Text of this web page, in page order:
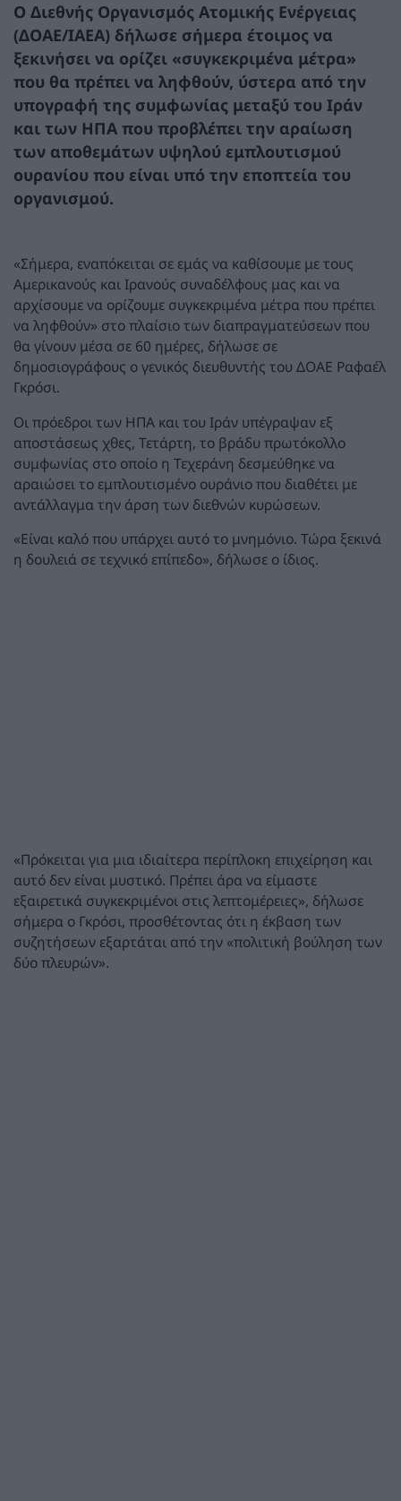
Ο Διεθνής Οργανισμός Ατομικής Ενέργειας
(ΔΟΑΕ/ΙΑΕΑ) δήλωσε σήμερα έτοιμος να
ξεκινήσει να ορίζει «συγκεκριμένα μέτρα»
που θα πρέπει να ληφθούν, ύστερα από την
υπογραφή της συμφωνίας μεταξύ του Ιράν
και των ΗΠΑ που προβλέπει την αραίωση
των αποθεμάτων υψηλού εμπλουτισμού
ουρανίου που είναι υπό την εποπτεία του
οργανισμού.
«Σήμερα, εναπόκειται σε εμάς να καθίσουμε με τους
Αμερικανούς και Ιρανούς συναδέλφους μας και να
αρχίσουμε να ορίζουμε συγκεκριμένα μέτρα που πρέπει
να ληφθούν» στο πλαίσιο των διαπραγματεύσεων που
θα γίνουν μέσα σε 60 ημέρες, δήλωσε σε
δημοσιογράφους ο γενικός διευθυντής του ΔΟΑΕ Ραφαέλ
Γκρόσι.
Οι πρόεδροι των ΗΠΑ και του Ιράν υπέγραψαν εξ
αποστάσεως χθες, Τετάρτη, το βράδυ πρωτόκολλο
συμφωνίας στο οποίο η Τεχεράνη δεσμεύθηκε να
αραιώσει το εμπλουτισμένο ουράνιο που διαθέτει με
αντάλλαγμα την άρση των διεθνών κυρώσεων.
«Είναι καλό που υπάρχει αυτό το μνημόνιο. Τώρα ξεκινά
η δουλειά σε τεχνικό επίπεδο», δήλωσε ο ίδιος.
«Πρόκειται για μια ιδιαίτερα περίπλοκη επιχείρηση και
αυτό δεν είναι μυστικό. Πρέπει άρα να είμαστε
εξαιρετικά συγκεκριμένοι στις λεπτομέρειες», δήλωσε
σήμερα ο Γκρόσι, προσθέτοντας ότι η έκβαση των
συζητήσεων εξαρτάται από την «πολιτική βούληση των
δύο πλευρών».